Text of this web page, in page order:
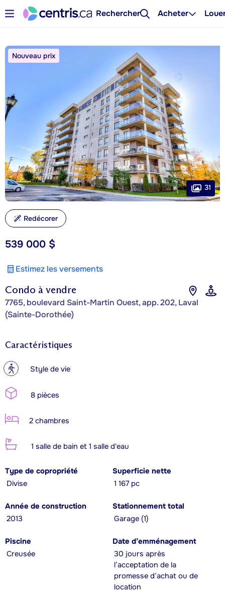
Rechercher Acheter
Condo à vendre
7765, boulevard Saint-Martin Ouest, app. 202, Laval
(Sainte-Dorothée)
539 000 $
Estimez les versements
Nouveau prix
31
Redécorer
Caractéristiques
? Style de vie
8 pièces
2 chambres
1 salle de bain et 1 salle d'eau
Type de copropriété
Divise
Superficie nette
1 167 pc
Année de construction
2013
Stationnement total
Garage (1)
Piscine
Creusée
Date d’emménagement
30 jours après
l’acceptation de la
promesse d’achat ou de
location